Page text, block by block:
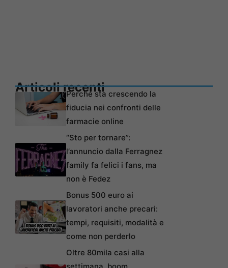
Articoli recentiPerché sta crescendo la
fiducia nei confronti delle
farmacie online
“Sto per tornare”:
l’annuncio dalla Ferragnez
family fa felici i fans, ma
non è Fedez
Bonus 500 euro ai
lavoratori anche precari:
tempi, requisiti, modalità e
come non perderlo
Oltre 80mila casi alla